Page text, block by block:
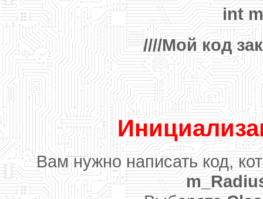
int
////Мой код
Вам нужно написать код,